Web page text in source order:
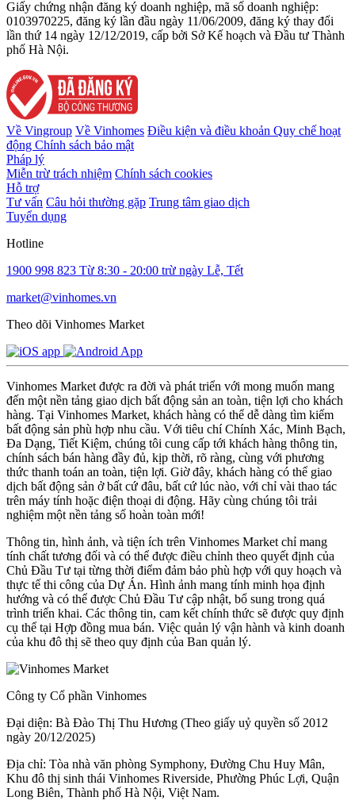
Giấy chứng nhận đăng ký doanh nghiệp, mã số doanh nghiệp:
0103970225, đăng ký lần đầu ngày 11/06/2009, đăng ký thay đổi
lần thứ 14 ngày 12/12/2019, cấp bởi Sở Kế hoạch và Đầu tư Thành
phố Hà Nội.
Về Vingroup Về Vinhomes Điều kiện và điều khoản Quy chế hoạt
động Chính sách bảo mật
Pháp lý
Miễn trừ trách nhiệm Chính sách cookies
Hỗ trợ
Tư vấn Câu hỏi thường gặp Trung tâm giao dịch
Tuyển dụng
Hotline
1900 998 823 Từ 8:30 - 20:00 trừ ngày Lễ, Tết
market@vinhomes.vn
Theo dõi Vinhomes Market
Vinhomes Market được ra đời và phát triển với mong muốn mang
đến một nền tảng giao dịch bất động sản an toàn, tiện lợi cho khách
hàng. Tại Vinhomes Market, khách hàng có thể dễ dàng tìm kiếm
bất động sản phù hợp nhu cầu. Với tiêu chí Chính Xác, Minh Bạch,
Đa Dạng, Tiết Kiệm, chúng tôi cung cấp tới khách hàng thông tin,
chính sách bán hàng đầy đủ, kịp thời, rõ ràng, cùng với phương
thức thanh toán an toàn, tiện lợi. Giờ đây, khách hàng có thể giao
dịch bất động sản ở bất cứ đâu, bất cứ lúc nào, với chỉ vài thao tác
trên máy tính hoặc điện thoại di động. Hãy cùng chúng tôi trải
nghiệm một nền tảng số hoàn toàn mới!
Thông tin, hình ảnh, và tiện ích trên Vinhomes Market chỉ mang
tính chất tương đối và có thể được điều chỉnh theo quyết định của
Chủ Đầu Tư tại từng thời điểm đảm bảo phù hợp với quy hoạch và
thực tế thi công của Dự Án. Hình ảnh mang tính minh họa định
hướng và có thể được Chủ Đầu Tư cập nhật, bổ sung trong quá
trình triển khai. Các thông tin, cam kết chính thức sẽ được quy định
cụ thể tại Hợp đồng mua bán. Việc quản lý vận hành và kinh doanh
của khu đô thị sẽ theo quy định của Ban quản lý.
Công ty Cổ phần Vinhomes
Đại diện: Bà Đào Thị Thu Hương (Theo giấy uỷ quyền số 2012
ngày 20/12/2025)
Địa chỉ: Tòa nhà văn phòng Symphony, Đường Chu Huy Mân,
Khu đô thị sinh thái Vinhomes Riverside, Phường Phúc Lợi, Quận
Long Biên, Thành phố Hà Nội, Việt Nam.